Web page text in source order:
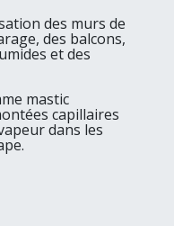
des murs de
des balcons,
et des
mastic
capillaires
dans les